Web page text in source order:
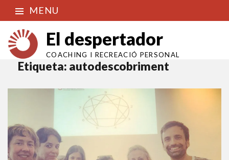
MENU
El despertador
COACHING I RECREACIÓ PERSONAL
Etiqueta: autodescobriment